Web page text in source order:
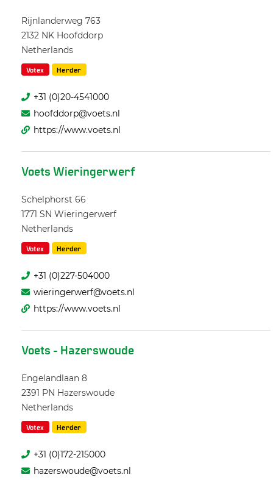
Rijnlanderweg 763
2132 NK Hoofddorp
Netherlands
Votex Herder
+31 (0)20-4541000
hoofddorp@voets.nl
https://www.voets.nl
Voets Wieringerwerf
Schelphorst 66
1771 SN Wieringerwerf
Netherlands
Votex Herder
+31 (0)227-504000
wieringerwerf@voets.nl
https://www.voets.nl
Voets - Hazerswoude
Engelandlaan 8
2391 PN Hazerswoude
Netherlands
Votex Herder
+31 (0)172-215000
hazerswoude@voets.nl